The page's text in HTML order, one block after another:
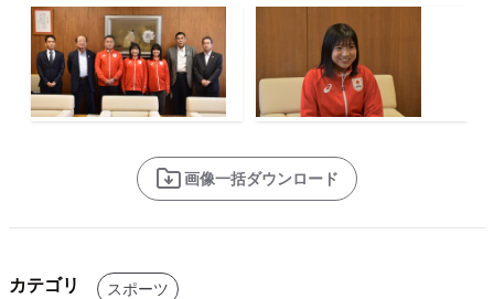
画像一括ダウンロード
カテゴリ スポーツ